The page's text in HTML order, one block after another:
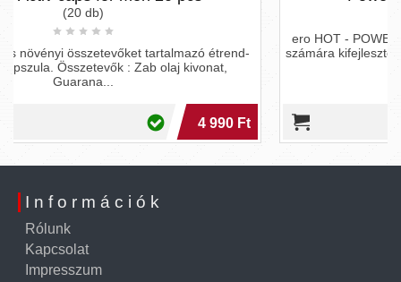
tartalmazó étrend-
olaj kivonat,
ero HOT - POWER CREAM active men:
számára kifejlesztett termék. Használatával
Információk
Rólunk
Kapcsolat
Impresszum